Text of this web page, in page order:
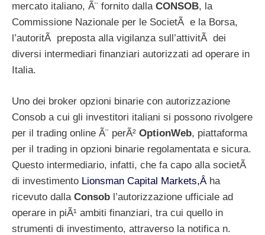
mercato italiano, Ã¨ fornito dalla CONSOB, la
Commissione Nazionale per le SocietÃ e la Borsa,
l’autoritÃ preposta alla vigilanza sull’attivitÃ dei
diversi intermediari finanziari autorizzati ad operare in
Italia.
Uno dei broker opzioni binarie con autorizzazione
Consob a cui gli investitori italiani si possono rivolgere
per il trading online Ã¨ perÃ² OptionWeb, piattaforma
per il trading in opzioni binarie regolamentata e sicura.
Questo intermediario, infatti, che fa capo alla societÃ
di investimento Lionsman Capital Markets,Â ha
ricevuto dalla Consob l’autorizzazione ufficiale ad
operare in piÃ¹ ambiti finanziari, tra cui quello in
strumenti di investimento, attraverso la notifica n.